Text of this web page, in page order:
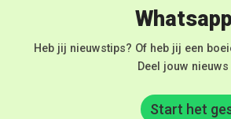
Heb jij nieuwstips? Of heb jij een
Deel jouw
Start het